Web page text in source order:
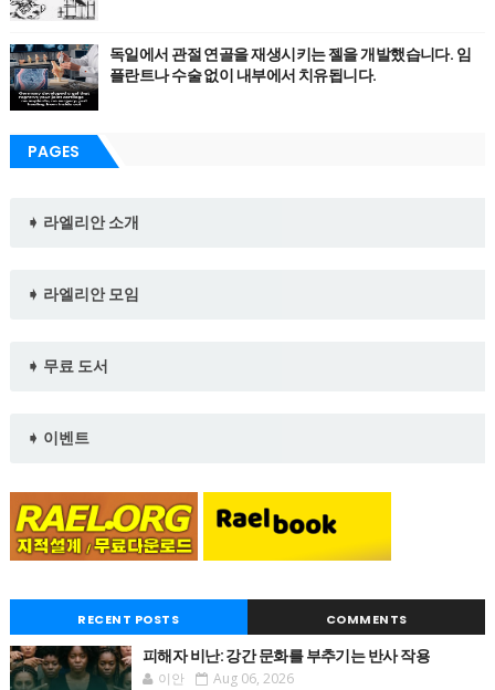
독일에서 관절 연골을 재생시키는 젤을 개발했습니다. 임
플란트나 수술 없이 내부에서 치유됩니다.
PAGES
➧ 라엘리안 소개
➧ 라엘리안 모임
➧ 무료 도서
➧ 이벤트
RECENT POSTS COMMENTS
피해자 비난: 강간 문화를 부추기는 반사 작용
이안 Aug 06, 2026